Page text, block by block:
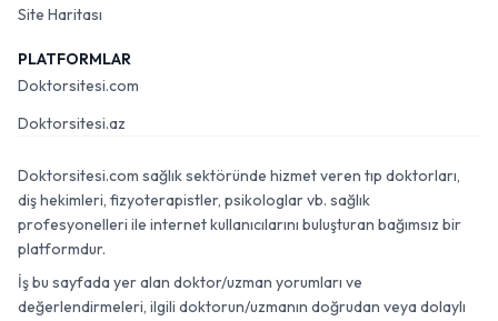
Site Haritası
PLATFORMLAR
Doktorsitesi.com
Doktorsitesi.az
Doktorsitesi.com sağlık sektöründe hizmet veren tıp doktorları,
diş hekimleri, fizyoterapistler, psikologlar vb. sağlık
profesyonelleri ile internet kullanıcılarını buluşturan bağımsız bir
platformdur.
İş bu sayfada yer alan doktor/uzman yorumları ve
değerlendirmeleri, ilgili doktorun/uzmanın doğrudan veya dolaylı